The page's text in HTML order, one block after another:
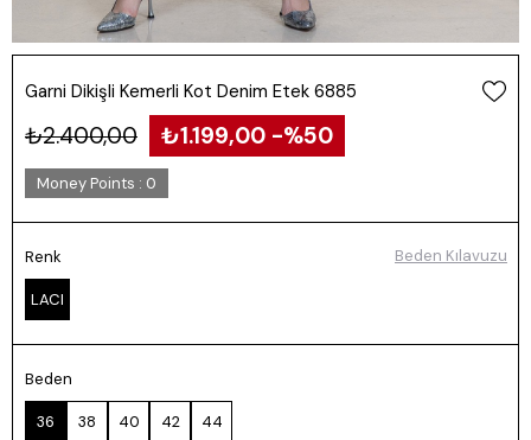
Garni Dikişli Kemerli Kot Denim Etek 6885
₺2.400,00 ₺1.199,00 50
Money Points : 0
Renk
LACI
Beden
36 38 40 42 44
Beden Kılavuzu